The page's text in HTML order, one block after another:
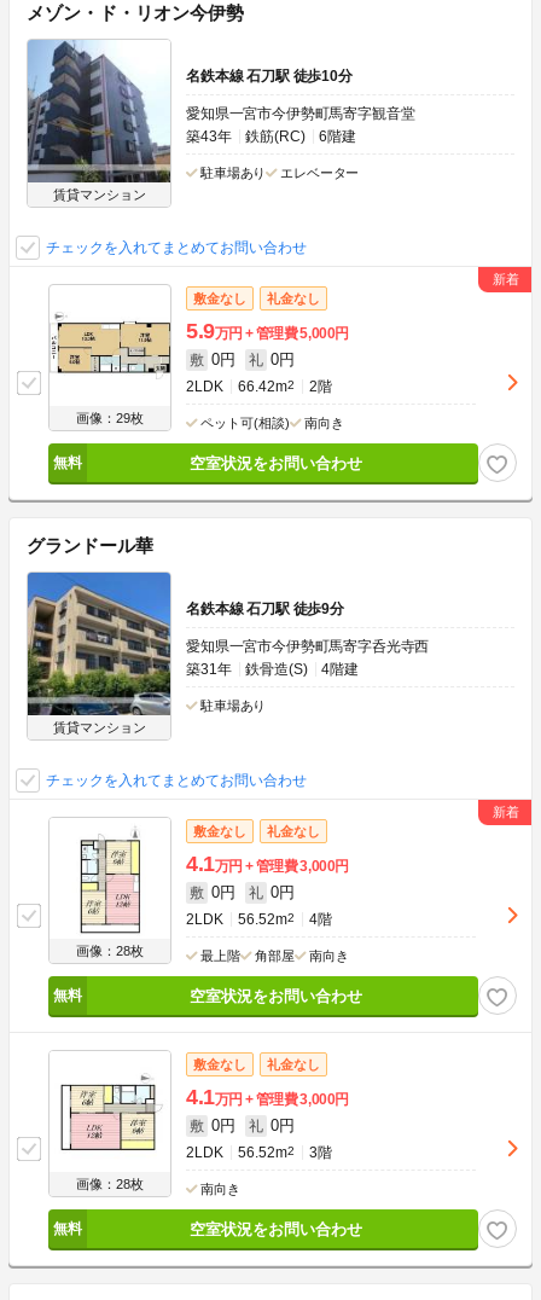
メゾン・ド・リオン今伊勢
賃貸マンション
名鉄本線 石刀駅 徒歩10分
愛知県一宮市今伊勢町馬寄字観音堂
築43年
鉄筋(RC) 6階建
駐車場あり エレベーター
チェックを入れてまとめてお問い合わせ
画像：29枚
敷金なし 礼金なし
5.9万円 管理費5,000円
敷 0円 礼 0円
2LDK 66.42m2 2階
ペット可(相談) 南向き
空室状況をお問い合わせ
グランドール華
賃貸マンション
名鉄本線 石刀駅 徒歩9分
愛知県一宮市今伊勢町馬寄字呑光寺西
築31年
鉄骨造(S) 4階建
駐車場あり
チェックを入れてまとめてお問い合わせ
画像：28枚
敷金なし 礼金なし
4.1万円 管理費3,000円
敷 0円 礼 0円
2LDK 56.52m2 4階
最上階 角部屋 南向き
空室状況をお問い合わせ
画像：28枚
敷金なし 礼金なし
4.1万円 管理費3,000円
敷 0円 礼 0円
2LDK 56.52m2 3階
南向き
空室状況をお問い合わせ